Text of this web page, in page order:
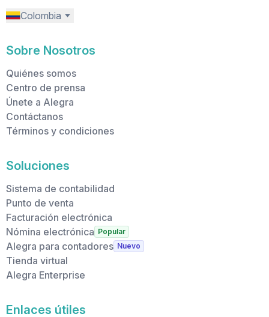
Colombia
Sobre Nosotros
Quiénes somos
Centro de prensa
Únete a Alegra
Contáctanos
Términos y condiciones
Soluciones
Sistema de contabilidad
Punto de venta
Facturación electrónica
Nómina electrónica Popular
Alegra para contadores Nuevo
Tienda virtual
Alegra Enterprise
Enlaces útiles